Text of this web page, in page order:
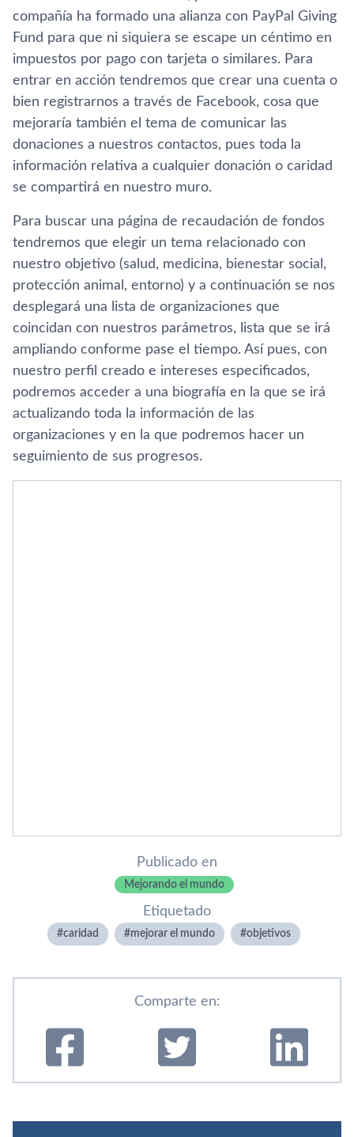
compañí­a ha formado una alianza con PayPal Giving
Fund para que ni siquiera se escape un céntimo en
impuestos por pago con tarjeta o similares. Para
entrar en acción tendremos que crear una cuenta o
bien registrarnos a través de Facebook, cosa que
mejorarí­a también el tema de comunicar las
donaciones a nuestros contactos, pues toda la
información relativa a cualquier donación o caridad
se compartirá en nuestro muro.
Para buscar una página de recaudación de fondos
tendremos que elegir un tema relacionado con
nuestro objetivo (salud, medicina, bienestar social,
protección animal, entorno) y a continuación se nos
desplegará una lista de organizaciones que
coincidan con nuestros parámetros, lista que se irá
ampliando conforme pase el tiempo. Así­ pues, con
nuestro perfil creado e intereses especificados,
podremos acceder a una biografí­a en la que se irá
actualizando toda la información de las
organizaciones y en la que podremos hacer un
seguimiento de sus progresos.
Publicado en
Mejorando el mundo
Etiquetado
caridad mejorar el mundo objetivos
Comparte en: